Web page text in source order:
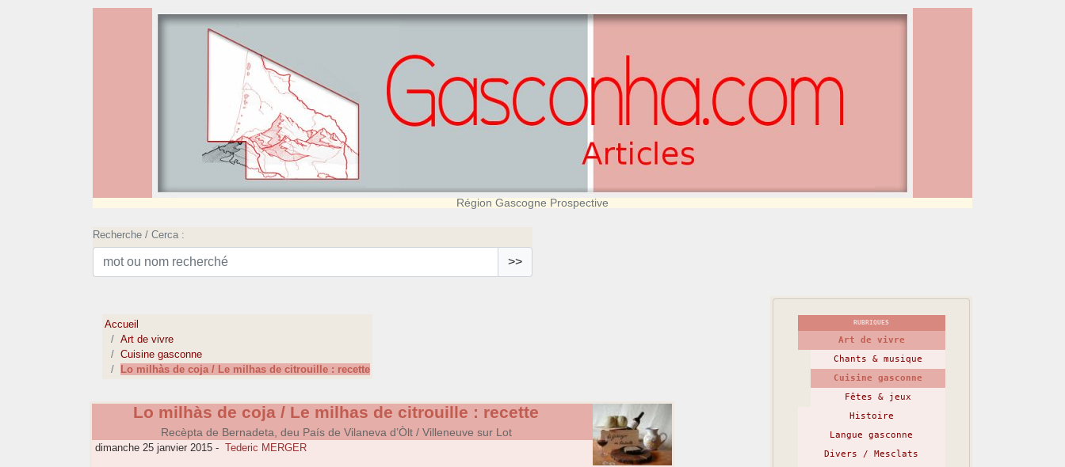
Région Gascogne Prospective
Recherche / Cerca :
>>
Accueil
Art de vivre
Cuisine gasconne
Lo milhàs de coja / Le milhas de citrouille : recette
Lo milhàs de coja / Le milhas de citrouille : recette
Recèpta de Bernadeta, deu País de Vilaneva d’Òlt / Villeneuve sur Lot
dimanche 25 janvier 2015 - Tederic MERGER
RUBRIQUES
Art de vivre
Chants & musique
Cuisine gasconne
Fêtes & jeux
Histoire
Langue gasconne
Divers / Mesclats